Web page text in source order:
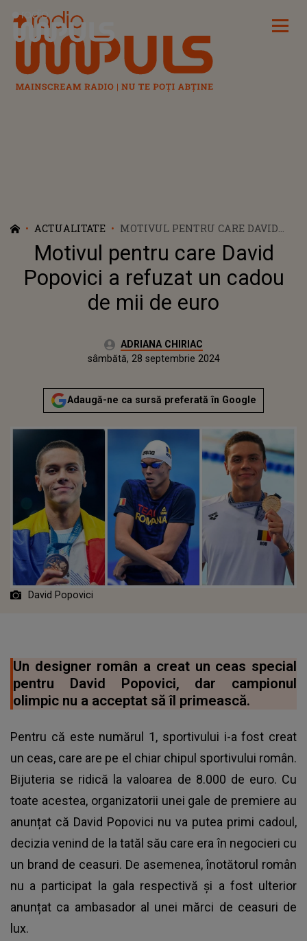
Radio Impuls
ACTUALITATE
MOTIVUL PENTRU CARE DAVID
POPOVICI A REFUZAT UN CADOU
DE MII DE EURO
Motivul pentru care David
Popovici a refuzat un cadou
de mii de euro
Autor:ADRIANA CHIRIAC
sâmbătă, 28 septembrie 2024
Actualizat:
sâmbătă, 28 septembrie 2024
Adaugă-ne ca sursă preferată în Google
David Popovici
Un designer român a creat un ceas special
pentru David Popovici, dar campionul
olimpic nu a acceptat să îl primească.
Pentru că este numărul 1, sportivului i-a fost creat
un ceas, care are pe el chiar chipul sportivului român.
Bijuteria se ridică la valoarea de 8.000 de euro. Cu
toate acestea, organizatorii unei gale de premiere au
anunțat că David Popovici nu va putea primi cadoul,
decizia venind de la tatăl său care era în negocieri cu
un brand de ceasuri. De asemenea, înotătorul român
nu a participat la gala respectivă și a fost ulterior
anunțat ca ambasador al unei mărci de ceasuri de
lux.